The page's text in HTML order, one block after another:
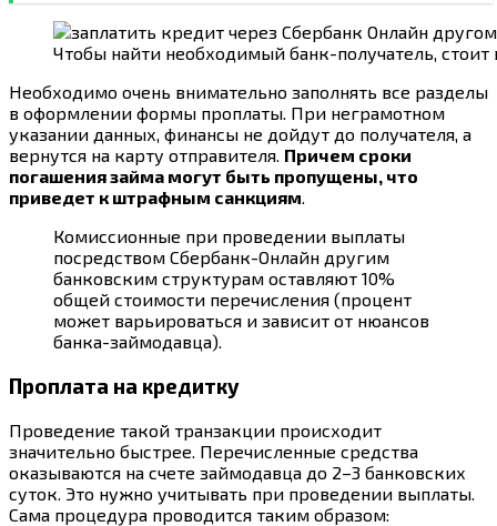
Чтобы найти необходимый банк-получатель, стоит
Необходимо очень внимательно заполнять все разделы
в оформлении формы проплаты. При неграмотном
указании данных, финансы не дойдут до получателя, а
вернутся на карту отправителя. Причем сроки
погашения займа могут быть пропущены, что
приведет к штрафным санкциям.
Комиссионные при проведении выплаты
посредством Сбербанк-Онлайн другим
банковским структурам оставляют 10%
общей стоимости перечисления (процент
может варьироваться и зависит от нюансов
банка-займодавца).
Проплата на кредитку
Проведение такой транзакции происходит
значительно быстрее. Перечисленные средства
оказываются на счете займодавца до 2–3 банковских
суток. Это нужно учитывать при проведении выплаты.
Сама процедура проводится таким образом: